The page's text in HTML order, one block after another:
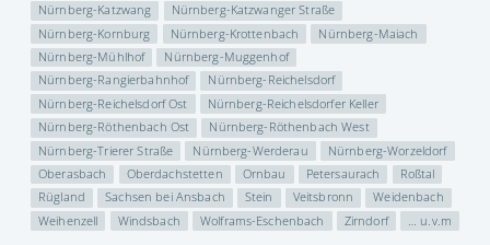
Nürnberg-Katzwang
Nürnberg-Katzwanger Straße
Nürnberg-Kornburg
Nürnberg-Krottenbach
Nürnberg-Maiach
Nürnberg-Mühlhof
Nürnberg-Muggenhof
Nürnberg-Rangierbahnhof
Nürnberg-Reichelsdorf
Nürnberg-Reichelsdorf Ost
Nürnberg-Reichelsdorfer Keller
Nürnberg-Röthenbach Ost
Nürnberg-Röthenbach West
Nürnberg-Trierer Straße
Nürnberg-Werderau
Nürnberg-Worzeldorf
Oberasbach
Oberdachstetten Ornbau Petersaurach
Roßtal
Rügland
Sachsen bei Ansbach Stein Veitsbronn
Weidenbach
Weihenzell
Windsbach Wolframs-Eschenbach Zirndorf … u.v.m